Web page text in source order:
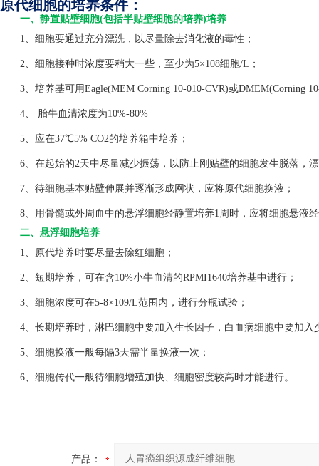
原代细胞的培养条件：
一、静置贴壁细胞(包括半贴壁细胞的培养)培养
1、细胞要通过充分漂洗，以尽量除去消化液的毒性；
2、细胞接种时浓度要稍大一些，至少为5×108细胞/L；
3、培养基可用Eagle(MEM Corning 10-010-CVR)或DMEM(Corning
4、 胎牛血清浓度为10%-80%
5、应在37℃5% CO2的培养箱中培养；
6、在起始的2天中尽量减少振荡，以防止刚贴壁的细胞发生脱落，
7、待细胞基本贴壁伸展并逐渐形成网状，应将原代细胞换液；
8、用骨髓或外周血中的悬浮细胞经静置培养1周时，应将细胞悬液
二、悬浮细胞培养
1、原代培养时要尽量去除红细胞；
2、短期培养，可在含10%小牛血清的RPMI1640培养基中进行；
3、细胞浓度可在5-8×109/L范围内，进行分瓶试验；
4、长期培养时，淋巴细胞中要加入生长因子，白血病细胞中要加入
5、细胞换液一般每隔3天需半量换液一次；
6、细胞传代一般待细胞增殖加快、细胞密度较高时才能进行。
产品：